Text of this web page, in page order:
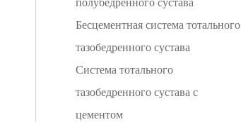
Бесцементная система тотального
тазобедренного сустава
Система тотального
тазобедренного сустава с
цементом